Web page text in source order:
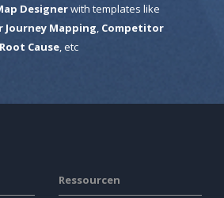
Designerwith templates like
Journey Mapping Competitor
Root Cause, etc
Ressourcen